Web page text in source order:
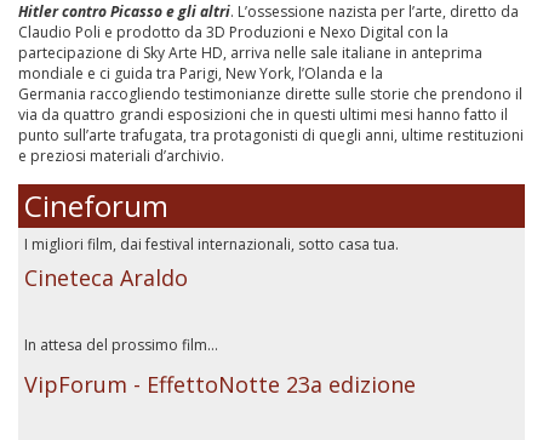
Hitler contro Picasso e gli altri. L’ossessione nazista per l’arte, diretto da
Claudio Poli e prodotto da 3D Produzioni e Nexo Digital con la
partecipazione di Sky Arte HD, arriva nelle sale italiane in anteprima
mondiale e ci guida tra Parigi, New York, l’Olanda e la
Germania raccogliendo testimonianze dirette sulle storie che prendono il
via da quattro grandi esposizioni che in questi ultimi mesi hanno fatto il
punto sull’arte trafugata, tra protagonisti di quegli anni, ultime restituzioni
e preziosi materiali d’archivio.
Cineforum
I migliori film, dai festival internazionali, sotto casa tua.
Cineteca Araldo
In attesa del prossimo film...
VipForum - EffettoNotte 23a edizione